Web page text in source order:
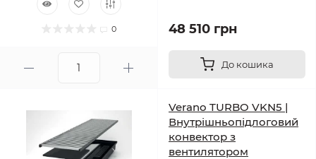
0 48 510 грн
До кошика
Verano TURBO VKN5 |
Внутрішньопідлоговий
конвектор з
вентилятором